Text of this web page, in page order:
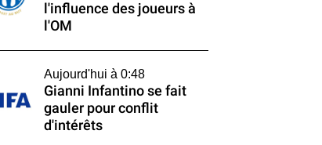
l'influence des joueurs à
l'OM
Aujourd'hui à 0:48
Gianni Infantino se fait
gauler pour conflit
d'intérêts